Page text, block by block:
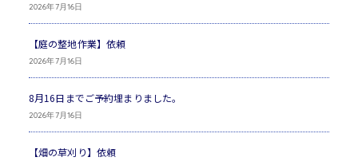
2026年7月16日
【庭の整地作業】依頼
2026年7月16日
8月16日までご予約埋まりました。
2026年7月16日
【畑の草刈り】依頼